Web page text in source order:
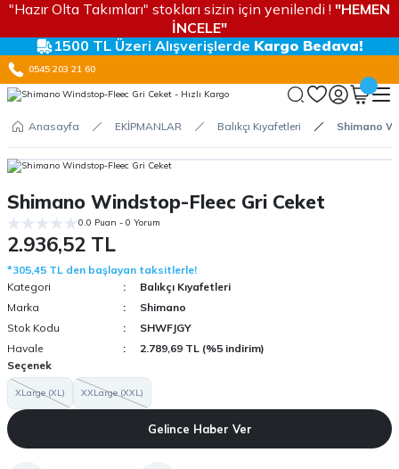
"Hazır Olta Takımları" stokları sizin için yenilendi ! "HEMEN
İNCELE"
1500 TL Üzeri Alışverişlerde Kargo Bedava!
0545 203 21 60
Anasayfa EKİPMANLAR Balıkçı Kıyafetleri Shimano
Shimano Windstop-Fleec Gri Ceket
0.0 Puan - 0 Yorum
2.936,52 TL
*305,45 TL den başlayan taksitlerle!
Kategori
Balıkçı Kıyafetleri
Marka
Shimano
Stok Kodu
SHWFJGY
Havale
2.789,69 TL (%5 indirim)
Seçenek
XLarge (XL) XXLarge (XXL)
Gelince Haber Ver